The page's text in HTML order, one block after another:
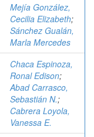
Mejía González,
Cecilia Elizabeth;
Sánchez Gualán,
Marla Mercedes
Chaca Espinoza,
Ronal Edison;
Abad Carrasco,
Sebastián N.;
Cabrera Loyola,
Vanessa E.